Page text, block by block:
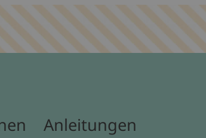
Anleitungen